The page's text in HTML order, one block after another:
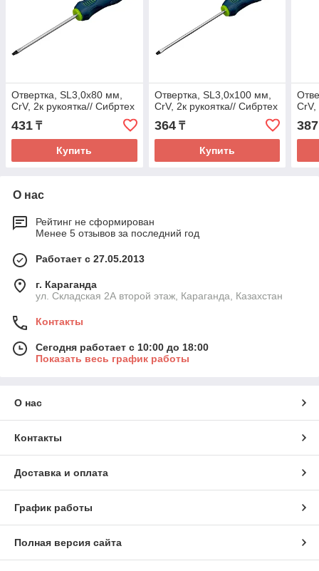
Отвертка, SL3,0х80 мм,
CrV, 2к рукоятка// Сибртех
431 ₸
Купить
Отвертка, SL3,0х100 мм,
CrV, 2к рукоятка// Сибртех
364₸
Купить
CrV,
387
О нас
Рейтинг не сформирован
Менее 5 отзывов за последний год
Работает с 27.05.2013
г. Караганда
ул. Складская 2А второй этаж, Караганда, Казахстан
Контакты
Сегодня работает с 10:00 до 18:00
Показать весь график работы
О нас
Контакты
Доставка и оплата
График работы
Полная версия сайта